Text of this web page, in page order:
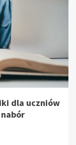
dla uczniów